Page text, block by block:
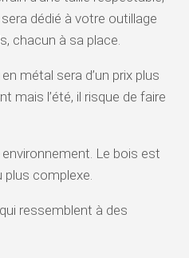
dédié à votre outillage
chacun à sa place.
métal sera d’un prix plus
mais l’été, il risque de faire
Le bois est
plus complexe.
ressemblent à des